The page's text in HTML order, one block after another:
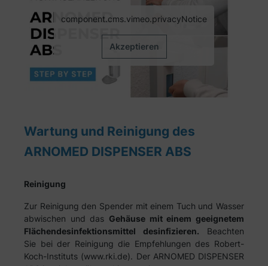
component.cms.vimeo.privacyNotice
Akzeptieren
Wartung und Reinigung des
ARNOMED DISPENSER ABS
Reinigung
Zur Reinigung den Spender mit einem Tuch und Wasser
abwischen und das Gehäuse mit einem geeignetem
Flächendesinfektionsmittel desinfizieren. Beachten
Sie bei der Reinigung die Empfehlungen des Robert-
Koch-Instituts (www.rki.de). Der ARNOMED DISPENSER